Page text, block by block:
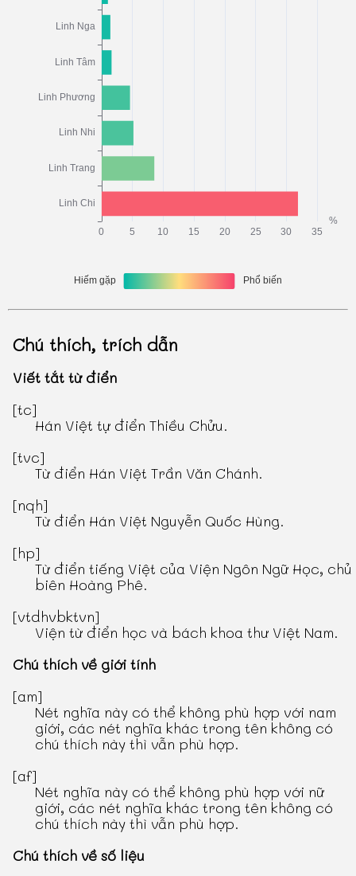
Chú thích, trích dẫn
Viết tắt từ điển
[tc]
Hán Việt tự điển Thiều Chửu.
[tvc]
Từ điển Hán Việt Trần Văn Chánh.
[nqh]
Từ điển Hán Việt Nguyễn Quốc Hùng.
[hp]
Từ điển tiếng Việt của Viện Ngôn Ngữ Học, chủ
biên Hoàng Phê.
[vtdhvbktvn]
Viện từ điển học và bách khoa thư Việt Nam.
Chú thích về giới tính
[am]
Nét nghĩa này có thể không phù hợp với nam
giới, các nét nghĩa khác trong tên không có
chú thích này thì vẫn phù hợp.
[af]
Nét nghĩa này có thể không phù hợp với nữ
giới, các nét nghĩa khác trong tên không có
chú thích này thì vẫn phù hợp.
Chú thích về số liệu